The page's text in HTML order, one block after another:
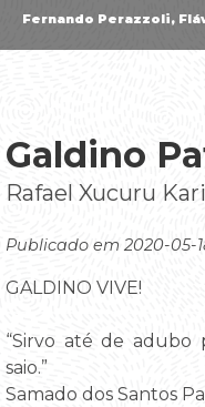
Fernando Perazzoli,
Galdino
Rafael Xucuru
Publicado em 2020-05-
GALDINO VIVE!
“Sirvo até de adubo
saio.”
Samado dos Santos